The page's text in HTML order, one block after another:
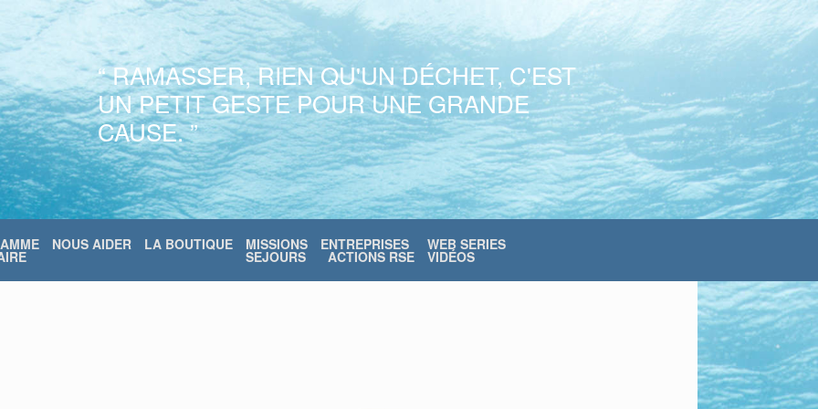
“ RAMASSER, RIEN QU'UN DÉCHET, C'EST
UN PETIT GESTE POUR UNE GRANDE
CAUSE. ”
NOUS AIDER LA BOUTIQUE MISSIONS
SEJOURS
ENTREPRISES
ACTIONS RSE
WEB SERIES
VIDÉOS